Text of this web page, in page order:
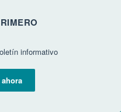
informativo